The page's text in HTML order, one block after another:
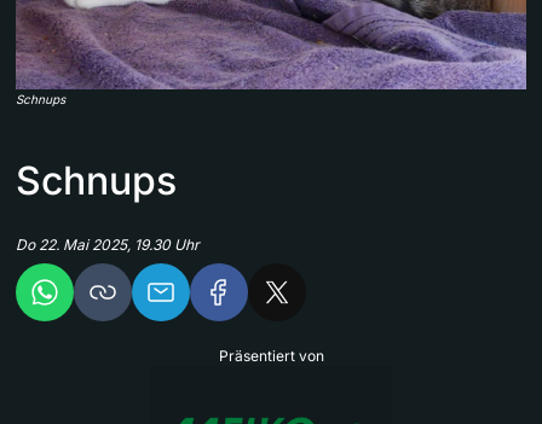
Schnups
Schnups
Do 22. Mai 2025, 19.30 Uhr
Präsentiert von